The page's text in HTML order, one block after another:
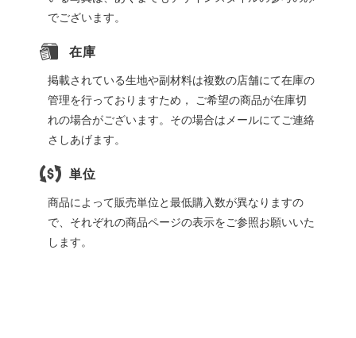
でございます。
在庫
掲載されている生地や副材料は複数の店舗にて在庫の
管理を行っておりますため， ご希望の商品が在庫切
れの場合がございます。その場合はメールにてご連絡
さしあげます。
単位
商品によって販売単位と最低購入数が異なりますの
で、それぞれの商品ページの表示をご参照お願いいた
します。